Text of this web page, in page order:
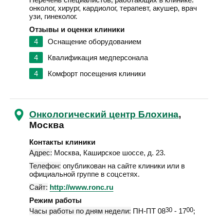
онколог, хирург, кардиолог, терапевт, акушер, врач
узи, гинеколог.
Отзывы и оценки клиники
4
Оснащение оборудованием
4
Квалификация медперсонала
4
Комфорт посещения клиники
Онкологический центр Блохина,
Москва
Контакты клиники
Адрес: Москва, Каширское шоссе, д. 23.
Телефон: опубликован на сайте клиники или в
официальной группе в соцсетях.
Сайт: http://www.ronc.ru
Режим работы
Часы работы по дням недели: ПН-ПТ 0830 - 1700;